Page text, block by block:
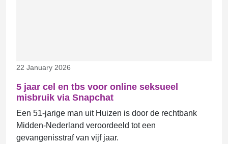
22 January 2026
5 jaar cel en tbs voor online seksueel
misbruik via Snapchat
Een 51-jarige man uit Huizen is door de rechtbank
Midden-Nederland veroordeeld tot een
gevangenisstraf van vijf jaar.